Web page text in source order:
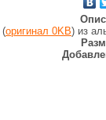
(оригинал 0KB) из